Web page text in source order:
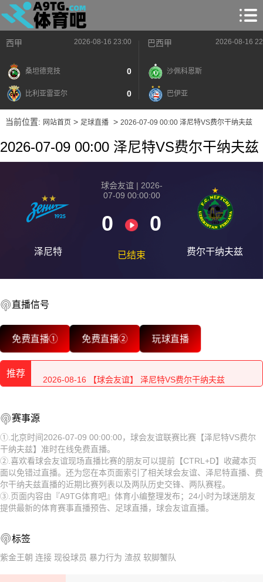
西甲 2026-08-16 23:00
桑坦德竞技 0
比利亚雷亚尔 0
巴西甲 2026-08-16
沙佩科恩斯
巴伊亚
当前位置: 网站首页> 足球直播> 2026-07-09 00:00 泽尼特VS费尔干纳夫兹
2026-07-09 00:00 泽尼特VS费尔干纳夫兹
泽尼特
球会友谊 | 2026-
07-09 00:00:00
0 0
已结束 费尔干纳夫兹
直播信号
免费直播① 免费直播② 玩球直播
推荐
2026-08-16 【球会友谊】 泽尼特VS费尔干纳夫兹
2026-08-16 【球会友谊】 泽尼特VS费尔干纳夫兹
2026-08-16 【球会友谊】 泽尼特VS费尔干纳夫兹
2026-08-16 【球会友谊】 泽尼特VS费尔干纳夫兹
2026-08-16 【球会友谊】 泽尼特VS费尔干纳夫兹
2026-08-16 【球会友谊】 泽尼特VS费尔干纳夫兹
2026-08-16 【球会友谊】 泽尼特VS费尔干纳夫兹
2026-08-16 【球会友谊】 泽尼特VS费尔干纳夫兹
赛事源
①.北京时间2026-07-09 00:00:00，球会友谊联赛比赛【泽尼特VS费尔
干纳夫兹】准时在线免费直播。
②.喜欢看球会友谊现场直播比赛的朋友可以提前【CTRL+D】收藏本页
面以免错过直播。还为您在本页面索引了相关球会友谊、泽尼特直播、费
尔干纳夫兹直播的近期比赛列表以及两队历史交锋、两队赛程。
③.页面内容由『A9TG体育吧』体育小编整理发布；24小时为球迷朋友
提供最新的体育赛事直播预告、足球直播，球会友谊直播。
标签
紫金王朝 连接 现役球员 暴力行为 渣叔 软脚蟹队